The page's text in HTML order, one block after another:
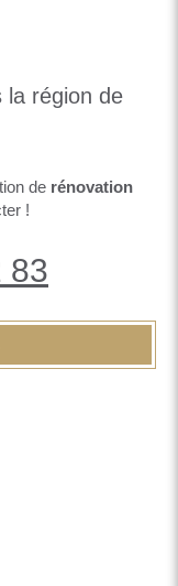
la région de
de rénovation
!
83